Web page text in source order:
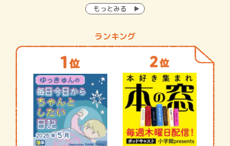
もっとみる
ランキング